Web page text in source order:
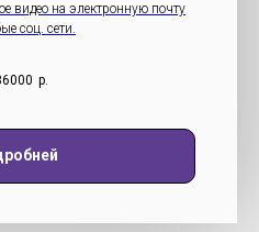
видео на электронную почту
соц. сети.
р.